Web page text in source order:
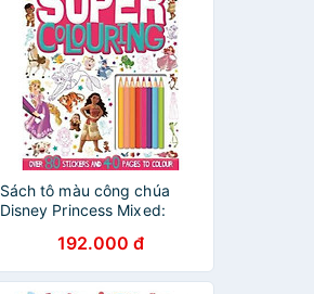
Sách tô màu công chúa
Disney Princess Mixed:
192.000 đ